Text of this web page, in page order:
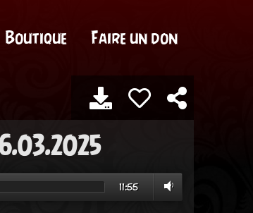
Boutique Faire un don
11:55